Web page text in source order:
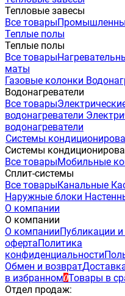
Тепловые завесы
Все товары
Теплые полы
Теплые полы
Все товары
маты
Газовые колонки
Водонагреватели
Все товары
водонагреватели
водонагреватели
Системы
Системы
Все товарыМобильные
Сплит-системы
Все товарыКанальные
Наружные блоки
О компании
О компании
О компанииПубликации и
офертаПолитика
конфиденциальности
Обмен и возврат
в избранном0Товары в
Отдел продаж: